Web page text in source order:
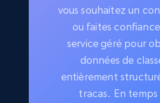
vous souhaitez un
ou faites
service géré pour
données de
entièrement
tracas. En temps